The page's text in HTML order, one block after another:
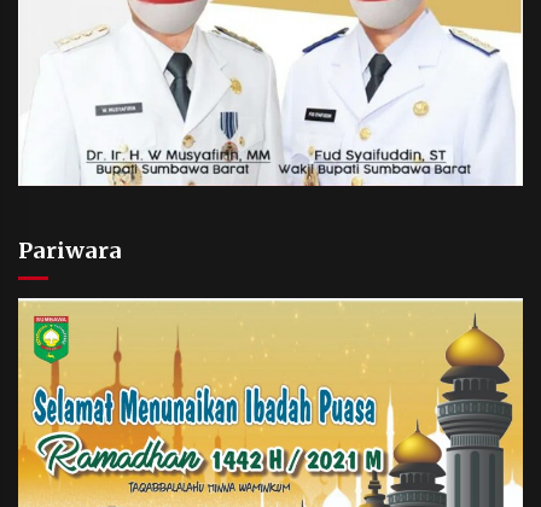
Pariwara